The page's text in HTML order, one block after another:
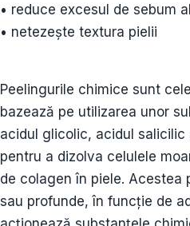
• reduce excesul de sebum
• netezește textura pielii
Peelingurile chimice sunt
bazează pe utilizarea unor
acidul glicolic, acidul
pentru a dizolva celulele
de colagen în piele. Acestea
sau profunde, în funcție de